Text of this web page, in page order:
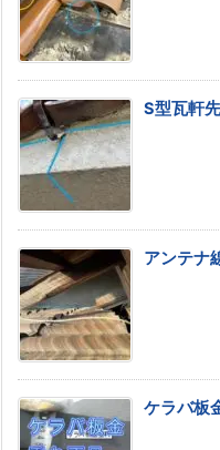
S型瓦軒
アンテナ
ケラバ板